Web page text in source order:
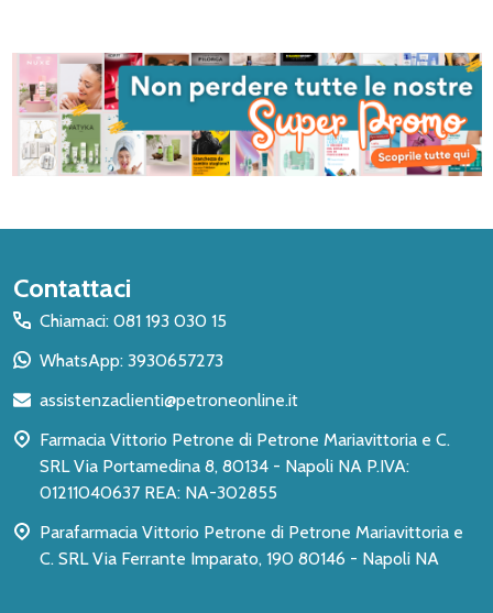
Inizio
del
piè
pagina
Contattaci
Chiamaci: 081 193 030 15
WhatsApp: 3930657273
assistenzaclienti@petroneonline.it
Farmacia Vittorio Petrone di Petrone Mariavittoria e C.
SRL Via Portamedina 8, 80134 - Napoli NA P.IVA:
01211040637 REA: NA-302855
Parafarmacia Vittorio Petrone di Petrone Mariavittoria e
C. SRL Via Ferrante Imparato, 190 80146 - Napoli NA